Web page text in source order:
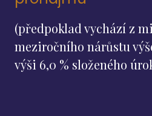
(předpoklad vychází z
meziročního nárůstu
výši 6,0 % složeného